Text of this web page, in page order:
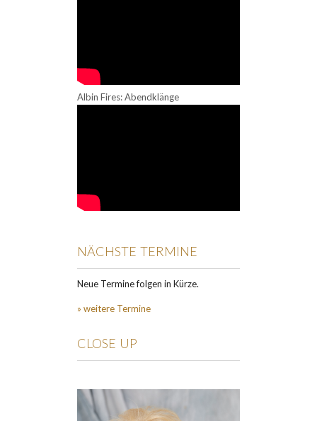
Albin Fires: Abendklänge
NÄCHSTE TERMINE
Neue Termine folgen in Kürze.
» weitere Termine
CLOSE UP